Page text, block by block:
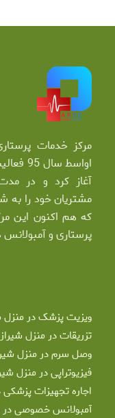
مرکز خدمات
آغاز کرد و در
مشتریان خود را به
که هم اکنون این
پرستاری و
ویزیت پزشک در منزل
تزریقات در منزل شیراز
وصل سرم در منزل
فیزیوتراپی در منزل
اجاره تجهیزات پزشکی
آمبولانس خصوصی در